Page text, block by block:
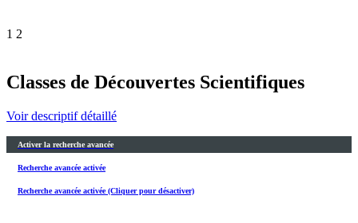
1 2
Classes de Découvertes Scientifiques
Voir descriptif détaillé
Activer la recherche avancée
Recherche avancée activée
Recherche avancée activée (Cliquer pour désactiver)